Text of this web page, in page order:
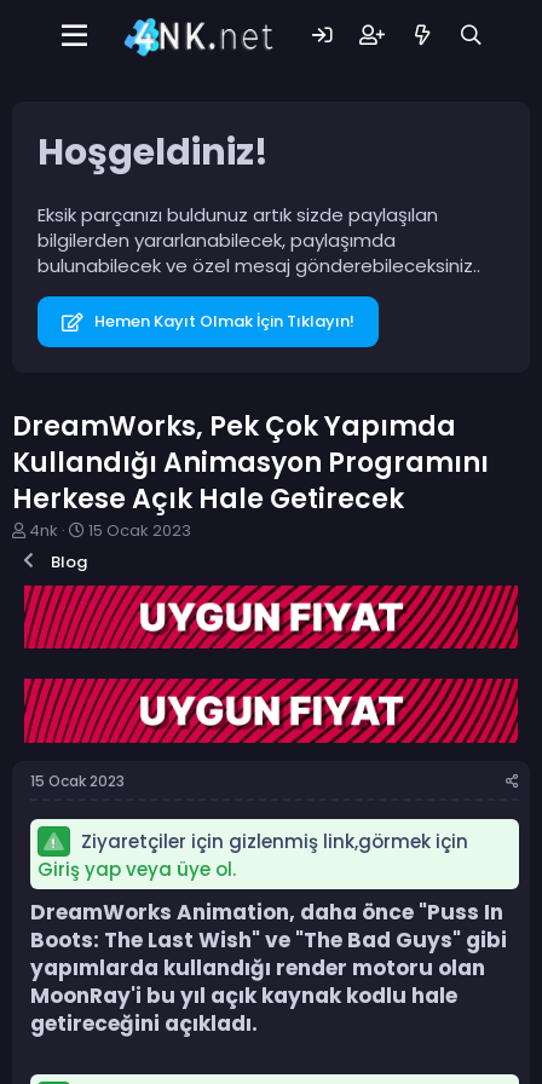
Hoşgeldiniz!
Eksik parçanızı buldunuz artık sizde paylaşılan
bilgilerden yararlanabilecek, paylaşımda
bulunabilecek ve özel mesaj gönderebileceksiniz..
Hemen Kayıt Olmak İçin Tıklayın!
DreamWorks, Pek Çok Yapımda
Kullandığı Animasyon Programını
Herkese Açık Hale Getirecek
K
o
n
b
u
y
b
a
ş
l
t
4nk
B
l
a
n
ı
ç
t
a
i
i
15 Ocak 2023
Blog
15 Ocak 2023
Ziyaretçiler için gizlenmiş link,görmek için
Giriş yap veya üye ol.
DreamWorks Animation, daha önce "Puss In
Boots: The Last Wish" ve "The Bad Guys" gibi
yapımlarda kullandığı render motoru olan
MoonRay'i bu yıl açık kaynak kodlu hale
getireceğini açıkladı.​